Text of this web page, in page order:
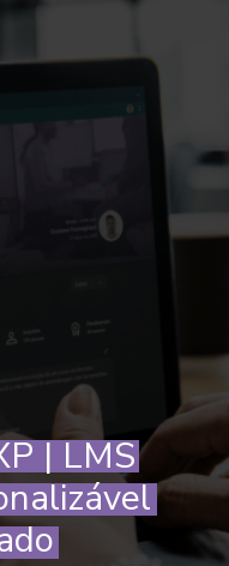
| LMS